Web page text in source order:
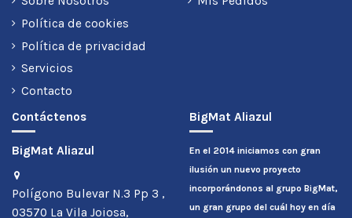
Política de cookies
Política de privacidad
Servicios
Contacto
Contáctenos
BigMat Aliazul
Polígono Bulevar N.3 Pp 3 ,
03570 La Vila Joiosa,
BigMat Aliazul
En el 2014 iniciamos con gran
ilusión un nuevo proyecto
incorporándonos al grupo BigMat,
un gran grupo del cuál hoy en día